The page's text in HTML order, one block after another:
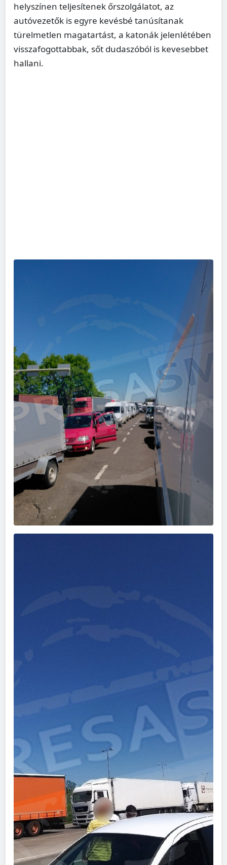
helyszínen teljesítenek őrszolgálatot, az
autóvezetők is egyre kevésbé tanúsítanak
türelmetlen magatartást, a katonák jelenlétében
visszafogottabbak, sőt dudaszóból is kevesebbet
hallani.